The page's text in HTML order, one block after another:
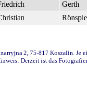
Gerth
2, 75-817 Koszalin. Je
Derzeit ist das